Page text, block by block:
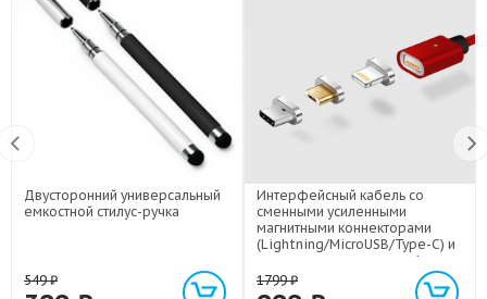
Двусторонний универсальный
емкостной стилус-ручка
549₽
Интерфейсный кабель со
сменными усиленными
магнитными коннекторами
(Lightning/MicroUSB/Type-C) и
световым индикатором 1м
1799₽